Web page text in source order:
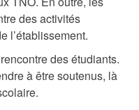
des activités
l’établissement.
des étudiants.
à être soutenus, là